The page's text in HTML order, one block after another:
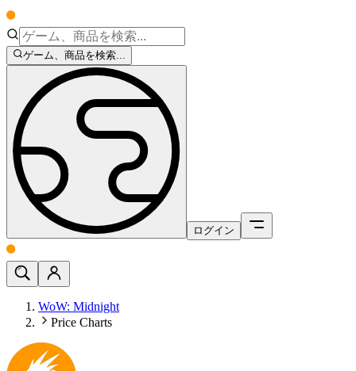
ゲーム、商品を検索...
ログイン
WoW: Midnight
Price Charts